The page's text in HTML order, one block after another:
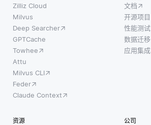
Zilliz Cloud
Milvus
Deep Searcher
GPTCache
Towhee
Attu
Milvus CLI
Feder
Claude Context
文档
开源项目
性能测试
数据迁移
应用集成
资源 公司